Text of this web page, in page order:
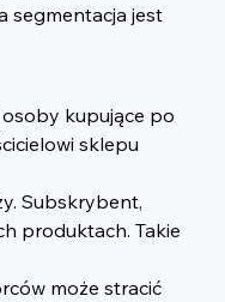
segmentacja jest
kupujące po
sklepu
Subskrybent,
produktach. Takie
może stracić